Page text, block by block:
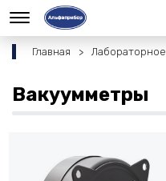
Главная
Вакуумметры